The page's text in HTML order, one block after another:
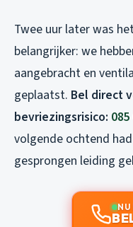
Twee uur later was
belangrijker: we
aangebracht en
geplaatst. Bel direct
bevriezingsrisico:
volgende ochtend
gesprongen leiding
NU